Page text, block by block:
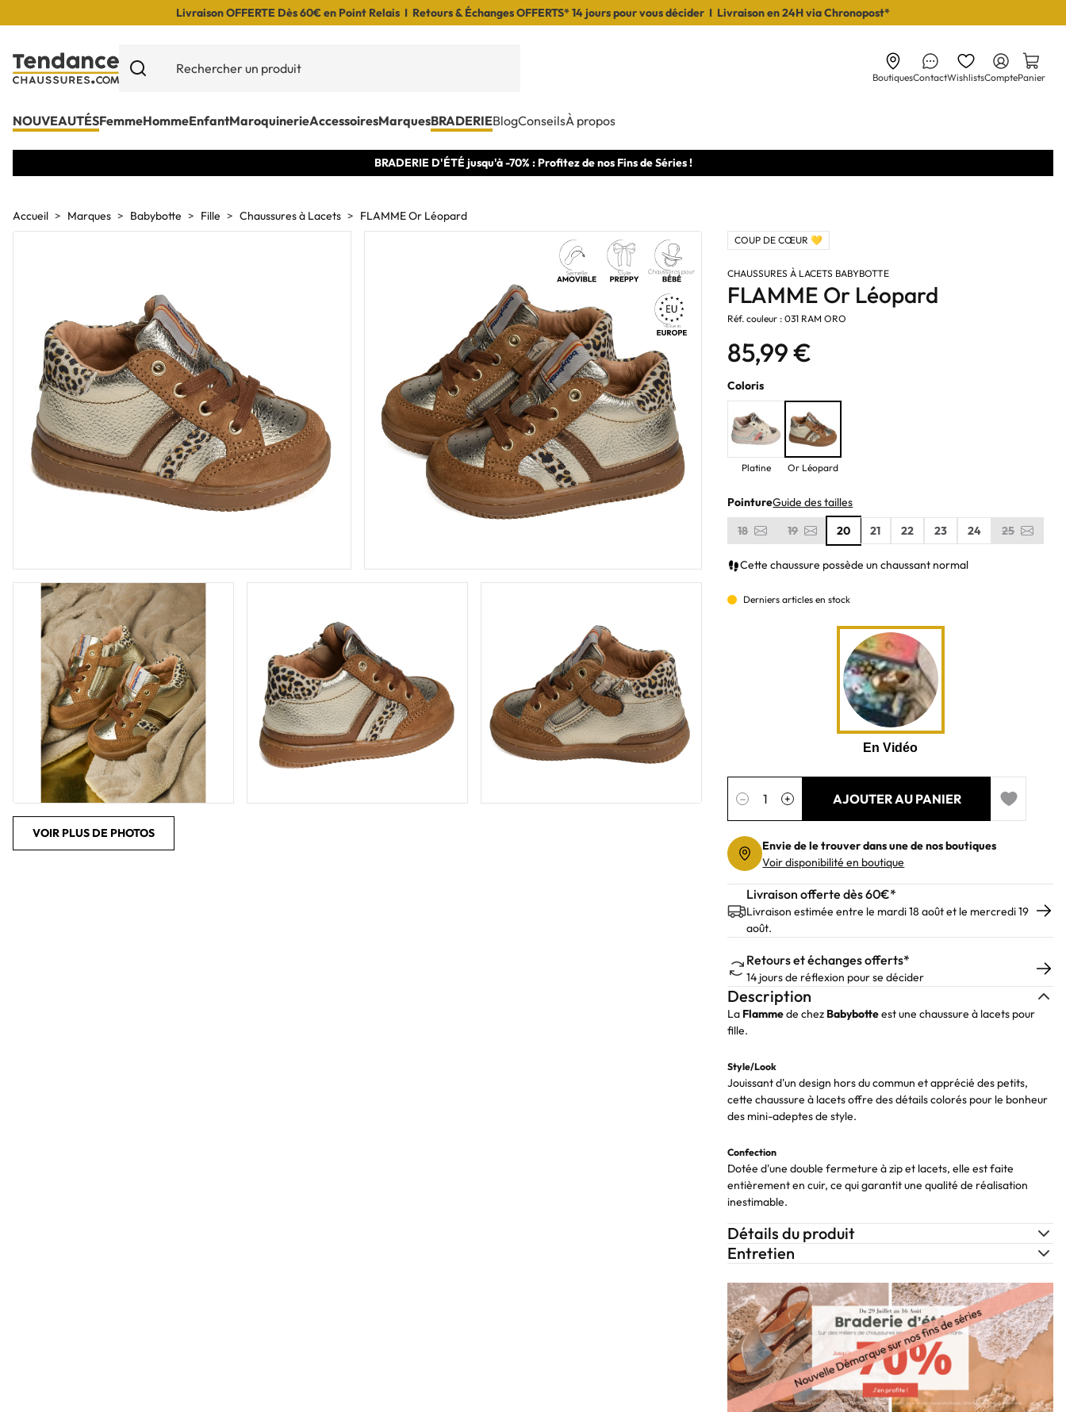
Livraison OFFERTE Dès 60€ en Point Relais I Retours & Échanges OFFERTS* 14 jours pour vous décider I Livraison en 24H via Chronopost*
BoutiquesContactWishlistsComptePanier
NOUVEAUTÉSFemmeHommeEnfantMaroquinerieAccessoiresMarquesBRADERIEBlogConseilsÀ propos
BRADERIE D'ÉTÉ jusqu'à -70% : Profitez de nos Fins de Séries !
Accueil Marques Babybotte Fille Chaussures à Lacets FLAMME Or Léopard
VOIR PLUS DE PHOTOS
COUP DE CŒUR 💛
CHAUSSURES À LACETS BABYBOTTE
FLAMME Or Léopard
Réf. couleur : 031 RAM ORO
85,99 €
Coloris
Platine Or Léopard
PointureGuide des tailles
18
19 20 21 22 23 24 25
Cette chaussure possède un chaussant normal
Derniers articles en stock
− +
AJOUTER AU PANIER
Add to
Envie de le trouver dans une de nos boutiques
Voir disponibilité en boutique
Livraison offerte dès 60€*
Livraison estimée entre le mardi 18 août et le mercredi 19
août.
Retours et échanges offerts*
14 jours de réflexion pour se décider
Description
La Flammede chez Babybotteest une chaussure à lacets pour
fille.
Style/Look
Jouissant d'un design hors du commun et apprécié des petits,
cette chaussure à lacets offre des détails colorés pour le bonheur
des mini-adeptes de style.
Confection
Dotée d'une double fermeture à zip et lacets, elle est faite
entièrement en cuir, ce qui garantit une qualité de réalisation
inestimable.
Détails du produit
Entretien